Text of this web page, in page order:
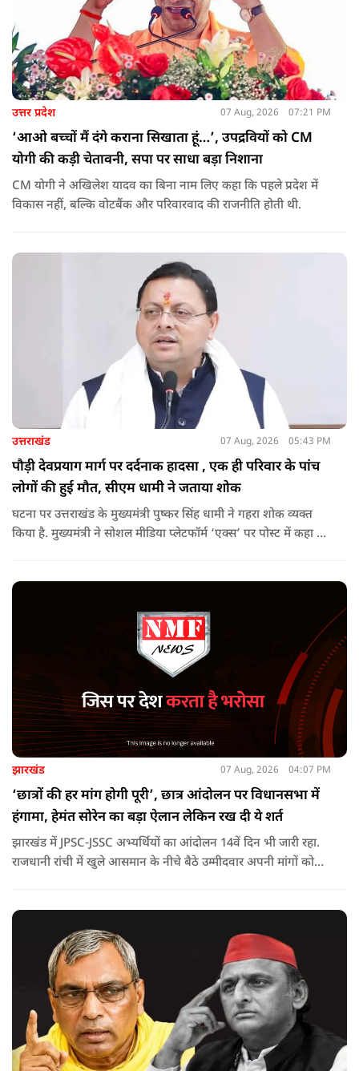
उत्तर प्रदेश 07 Aug, 2026 07:21 PM
‘आओ बच्चों मैं दंगे कराना सिखाता हूं…’, उपद्रवियों को CM
योगी की कड़ी चेतावनी, सपा पर साधा बड़ा निशाना
CM योगी ने अखिलेश यादव का बिना नाम लिए कहा कि पहले प्रदेश में
विकास नहीं, बल्कि वोटबैंक और परिवारवाद की राजनीति होती थी.
उत्तराखंड 07 Aug, 2026 05:43 PM
पौड़ी देवप्रयाग मार्ग पर दर्दनाक हादसा , एक ही परिवार के पांच
लोगों की हुई मौत, सीएम धामी ने जताया शोक
घटना पर उत्तराखंड के मुख्यमंत्री पुष्कर सिंह धामी ने गहरा शोक व्यक्त
किया है. मुख्यमंत्री ने सोशल मीडिया प्लेटफॉर्म ‘एक्स’ पर पोस्ट में कहा कि
उपचार तथा गंभीर रूप से घायलों को आवश्यकता पड़ने पर एयरलिफ्ट कर
उच्च चिकित्सा केंद्रों में रेफर करने के निर्देश दिए हैं.
झारखंड 07 Aug, 2026 04:07 PM
‘छात्रों की हर मांग होगी पूरी’, छात्र आंदोलन पर विधानसभा में
हंगामा, हेमंत सोरेन का बड़ा ऐलान लेकिन रख दी ये शर्त
झारखंड में JPSC-JSSC अभ्यर्थियों का आंदोलन 14वें दिन भी जारी रहा.
राजधानी रांची में खुले आसमान के नीचे बैठे उम्मीदवार अपनी मांगों को